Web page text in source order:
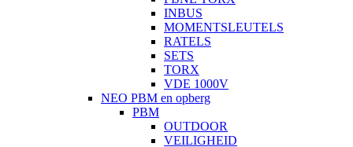
INBUS
MOMENTSLEUTELS
RATELS
SETS
TORX
VDE 1000V
NEO PBM en opberg
PBM
OUTDOOR
VEILIGHEID